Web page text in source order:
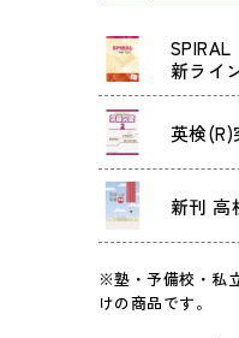
SPIRAL
新ライ
英検(R)
新刊 高
※塾・予備校・私
けの商品です。